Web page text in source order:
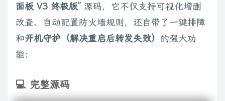
面板 V3 终极版” 源码，它不仅支持可视化增删
改查、自动配置防火墙规则，还自带了一键排障
和开机守护（解决重启后转发失效） 的强大功
能：
💻 完整源码